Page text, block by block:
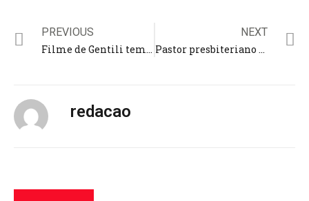
PREVIOUS
Filme de Gentili tem pedido de suspensão em plataformas pelo Ministério da Justiça
NEXT
Pastor presbiteriano acusado de encobrir abuso sexual infantil tem ordenação revogada
redacao